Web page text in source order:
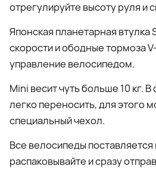
отрегулируйте высоту руля и
Японская планетарная втулка
скорости и ободные тормоза
управление велосипедом.
Mini весит чуть больше 10 кг.
легко переносить, для этого
специальный чехол.
Все велосипеды
распаковывайте и сразу